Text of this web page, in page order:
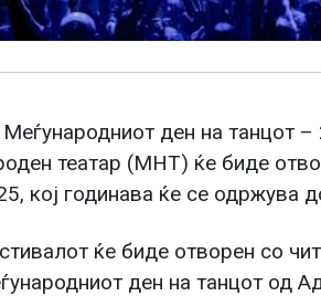
ден на танцот
театар (МНТ) ќе биде
кој годинава ќе се одржува
ќе биде отворен со
ден на танцот од